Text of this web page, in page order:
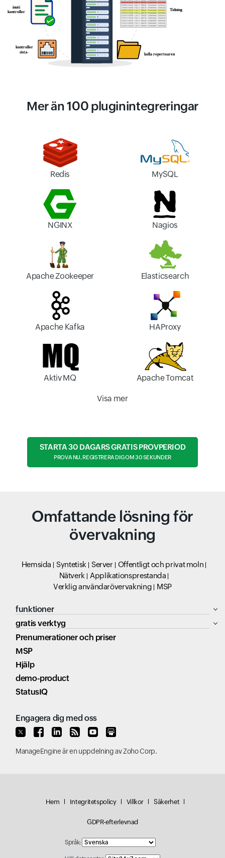
Mer än 100 pluginintegreringar
Redis MySQL
NGINX Nagios
Apache Zookeeper Elasticsearch
Apache Kafka HAProxy
Aktiv MQ Apache Tomcat
Visa mer
STARTA 30 DAGARS GRATIS PROVPERIOD
PROVA NU, REGISTRERA DIG OM 30 SEKUNDER
Omfattande lösning för
övervakning
Hemsida Syntetisk Server
Offentligt och privat moln
Nätverk
Applikationsprestanda
Verklig användarövervakning
MSP
funktioner
gratis verktyg
Prenumerationer och priser
MSP
Hjälp
demo-product
StatusIQ
Engagera dig med oss
ManageEngineär en uppdelning avZoho Corp.
Hem Integritetspolicy Villkor Säkerhet
GDPR-efterlevnad
Språk: